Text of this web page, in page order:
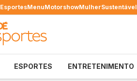
EsportesMenuMotorshowMulherSustentável
ESPORTES ENTRETENIMENTO